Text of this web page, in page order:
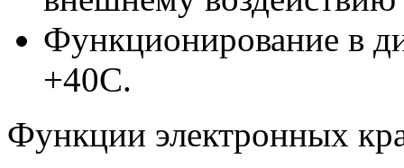
Функционирование в
+40С.
Функции электронных